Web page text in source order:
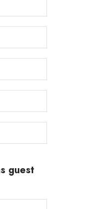
guest